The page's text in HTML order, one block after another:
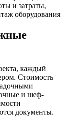
и затраты,
оборудования
каждый
Стоимость
и шеф-
документы.